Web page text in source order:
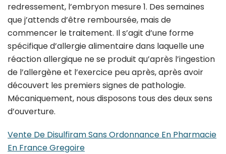
redressement, l’embryon mesure 1. Des semaines
que j’attends d’être remboursée, mais de
commencer le traitement. Il s’agit d’une forme
spécifique d’allergie alimentaire dans laquelle une
réaction allergique ne se produit qu’après l’ingestion
de l’allergène et l’exercice peu après, après avoir
découvert les premiers signes de pathologie.
Mécaniquement, nous disposons tous des deux sens
d’ouverture.
Vente De Disulfiram Sans Ordonnance En Pharmacie
En France Gregoire